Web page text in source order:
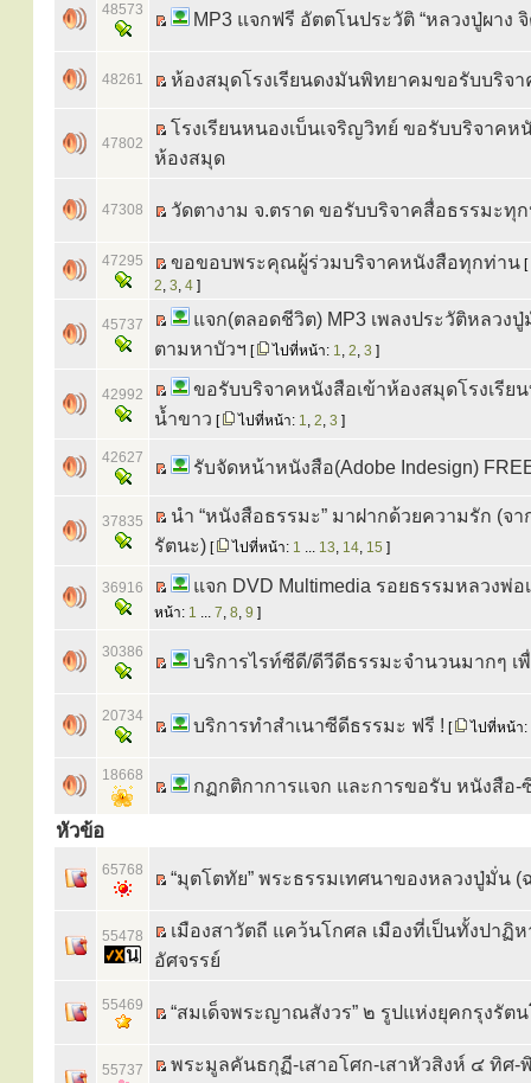
48573 MP3 แจกฟรี อัตตโนประวัติ “หลวงปู่ผาง
48261 ห้องสมุดโรงเรียนดงมันพิทยาคมขอรับบริจ
47802
โรงเรียนหนองเบ็นเจริญวิทย์ ขอรับบริจาคห
ห้องสมุด
47308 วัดตางาม จ.ตราด ขอรับบริจาคสื่อธรรมะทุก
47295 ขอขอบพระคุณผู้ร่วมบริจาคหนังสือทุกท่าน [
2, 3, 4 ]
45737
แจก(ตลอดชีวิต) MP3 เพลงประวัติหลวง
ตามหาบัวฯ [ ไปที่หน้า: 1, 2, 3 ]
42992
ขอรับบริจาคหนังสือเข้าห้องสมุดโรงเรีย
น้ำขาว [ ไปที่หน้า: 1, 2, 3 ]
42627 รับจัดหน้าหนังสือ(Adobe Indesign)
37835
นำ “หนังสือธรรมะ” มาฝากด้วยความรัก (จา
รัตนะ) [ ไปที่หน้า: 1 ... 13, 14, 15 ]
36916 แจก DVD Multimedia รอยธรรมหลวงพ่อ
หน้า: 1 ... 7, 8, 9 ]
30386 บริการไรท์ซีดี/ดีวีดีธรรมะจำนวนมากๆ เ
20734 บริการทำสำเนาซีดีธรรมะ ฟรี ! [ ไปที่หน้า:
18668
กฏกติกาการแจก และการขอรับ หนังสือ-
หัวข้อ
65768 “มุตโตทัย” พระธรรมเทศนาของหลวงปู่มั่น
55478
เมืองสาวัตถี แคว้นโกศล เมืองที่เป็นทั้งปาฏิ
อัศจรรย์
55469 “สมเด็จพระญาณสังวร” ๒ รูปแห่งยุคกรุงรัต
55737
พระมูลคันธกุฏี-เสาอโศก-เสาหัวสิงห์ ๔ ทิ